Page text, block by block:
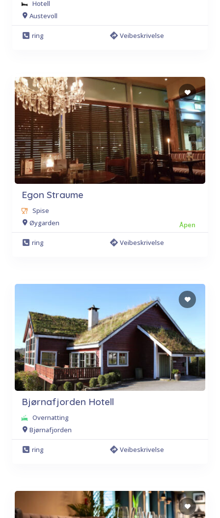
Hotell
Austevoll
ring Veibeskrivelse
Egon Straume
Spise
Øygarden
Åpen
ring
Veibeskrivelse
Bjørnafjorden Hotell
Overnatting
Bjørnafjorden
ring Veibeskrivelse